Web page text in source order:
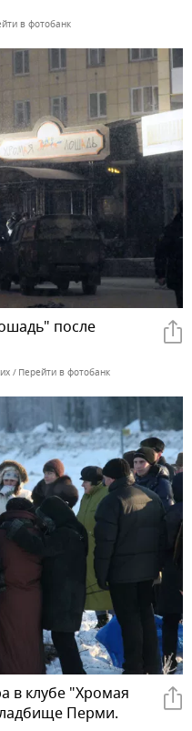
в фотобанк
после
Перейти в фотобанк
в клубе "Хромая
Перми.